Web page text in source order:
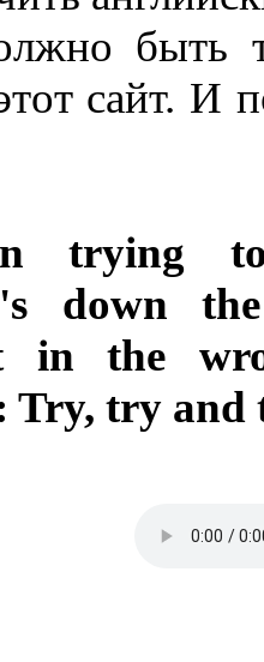
быть
сайт. И
trying
down
in the
Try, try and